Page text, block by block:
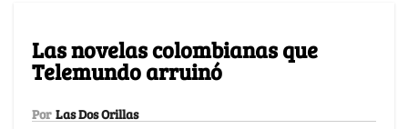
Las novelas colombianas que
Telemundo arruinó
Por Las Dos Orillas